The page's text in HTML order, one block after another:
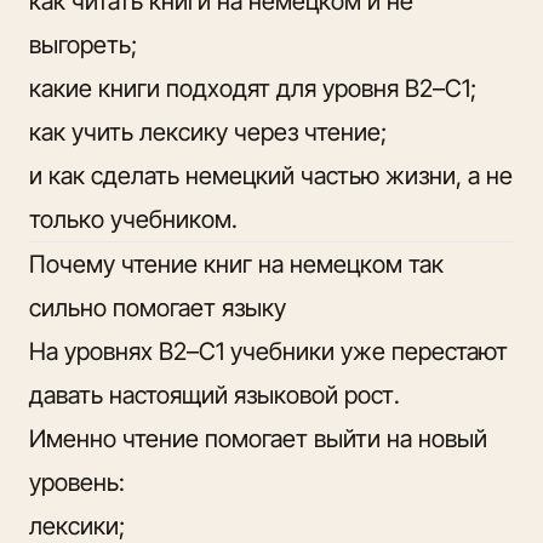
выгореть;
какие книги подходят для уровня B2–C1;
как учить лексику через чтение;
и как сделать немецкий частью жизни, а не
только учебником.
Почему чтение книг на немецком так
сильно помогает языку
На уровнях B2–C1 учебники уже перестают
давать настоящий языковой рост.
Именно чтение помогает выйти на новый
уровень:
лексики;